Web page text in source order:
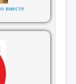
вместе